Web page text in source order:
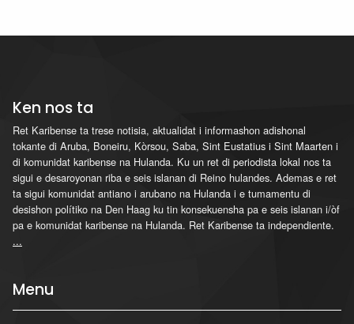
Ken nos ta
Ret Karibense ta trese notisia, aktualidat i informashon adishonal
tokante di Aruba, Boneiru, Kòrsou, Saba, Sint Eustatius i Sint Maarten i
di komunidat karibense na Hulanda. Ku un ret di periodista lokal nos ta
sigui e desaroyonan riba e seis islanan di Reino hulandes. Ademas e ret
ta sigui komunidat antiano i arubano na Hulanda i e tumamentu di
desishon polítiko na Den Haag ku tin konsekuensha pa e seis islanan i/òf
pa e komunidat karibense na Hulanda. Ret Karibense ta independiente.
...
Menu